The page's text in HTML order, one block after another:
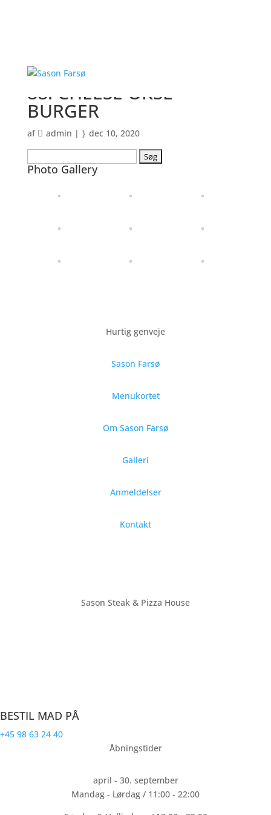
88. CHEESE OKSE
BURGER
af admin |
dec 10, 2020
efter:
Photo Gallery
Hurtig genveje
Sason Farsø
Menukortet
Om Sason Farsø
Galleri
Anmeldelser
Kontakt
Sason Steak & Pizza House
BESTIL MAD PÅ
+45 98 63 24 40
Åbningstider
april - 30. september
Mandag - Lørdag / 11:00 - 22:00